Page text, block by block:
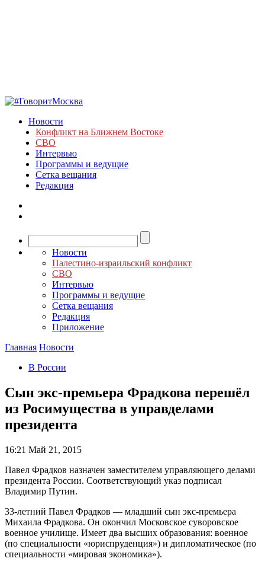
Новости
Конфликт на Ближнем Востоке
СВО
Интервью
Программы и ведущие
Сетка вещания
Редакция
Новости
Палестино-израильский конфликт
СВО
Интервью
Программы и ведущие
Сетка вещания
Редакция
Приложение
Главная Новости
В России
Сын экс-премьера Фрадкова перешёл
из Росимущества в управделами
президента
16:21 Май 21, 2015
Павел Фрадков назначен заместителем управляющего делами
президента России. Соответствующий указ подписал
Владимир Путин.
33-летний Павел Фрадков — младший сын экс-премьера
Михаила Фрадкова. Он окончил Московское суворовское
военное училище. Имеет два высших образования: военное
(по специальности «юриспруденция») и дипломатическое (по
специальности «мировая экономика»).